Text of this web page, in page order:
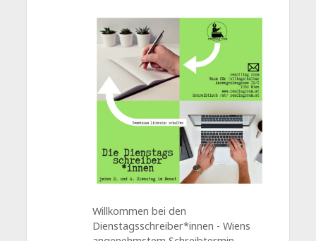
Willkommen bei den
Dienstagsschreiber*innen - Wiens